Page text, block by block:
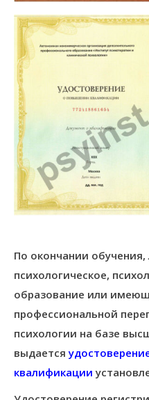
По окончании
психологическое,
образование или
профессиональной
психологии на базе
выдается
квалификации